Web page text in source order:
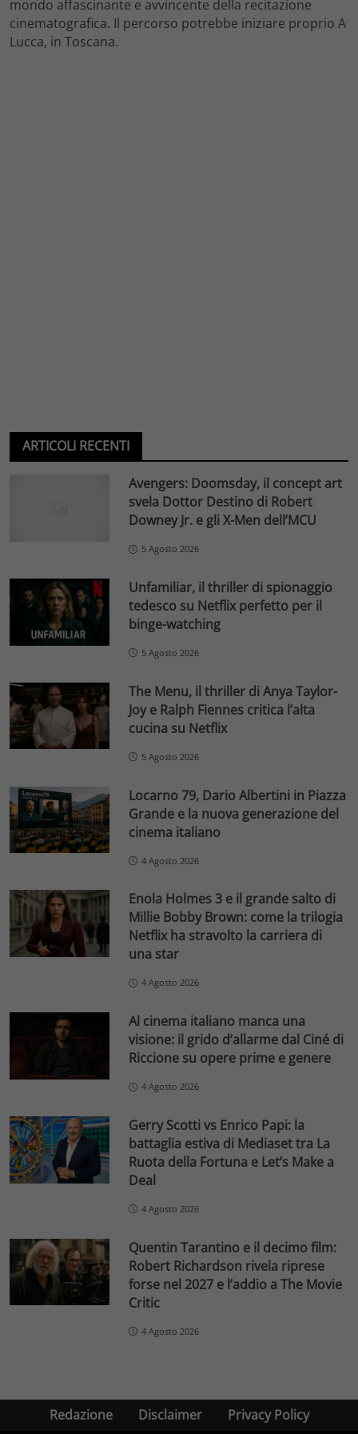
mondo affascinante e avvincente della recitazione
cinematografica. Il percorso potrebbe iniziare proprio A
Lucca, in Toscana.
ARTICOLI RECENTI
Avengers: Doomsday, il concept art
svela Dottor Destino di Robert
Downey Jr. e gli X-Men dell’MCU
5 Agosto 2026
Unfamiliar, il thriller di spionaggio
tedesco su Netflix perfetto per il
binge-watching
5 Agosto 2026
The Menu, il thriller di Anya Taylor-
Joy e Ralph Fiennes critica l’alta
cucina su Netflix
5 Agosto 2026
Locarno 79, Dario Albertini in Piazza
Grande e la nuova generazione del
cinema italiano
4 Agosto 2026
Enola Holmes 3 e il grande salto di
Millie Bobby Brown: come la trilogia
Netflix ha stravolto la carriera di
una star
4 Agosto 2026
Al cinema italiano manca una
visione: il grido d’allarme dal Ciné di
Riccione su opere prime e genere
4 Agosto 2026
Gerry Scotti vs Enrico Papi: la
battaglia estiva di Mediaset tra La
Ruota della Fortuna e Let’s Make a
Deal
4 Agosto 2026
Quentin Tarantino e il decimo film:
Robert Richardson rivela riprese
forse nel 2027 e l’addio a The Movie
Critic
4 Agosto 2026
Redazione Disclaimer Privacy Policy